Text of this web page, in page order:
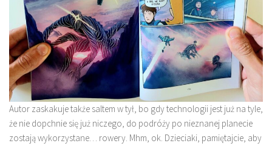
Autor zaskakuje także saltem w tył, bo gdy technologii jest już na tyle,
że nie dopchnie się już niczego, do podróży po nieznanej planecie
zostają wykorzystane… rowery. Mhm, ok. Dzieciaki, pamiętajcie, aby